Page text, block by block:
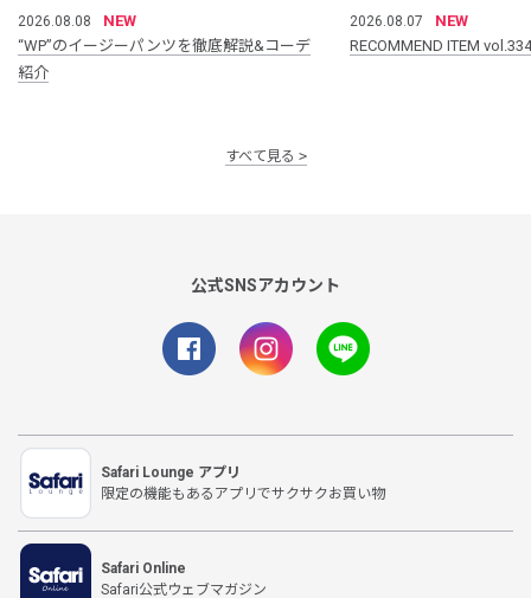
2026.08.08
NEW
“WP”のイージーパンツを徹底解説&コーデ
紹介
2026.08.07
NEW
RECOMMEND ITEM vol.334
すべて見る
公式SNSアカウント
Safari Lounge アプリ
限定の機能もあるアプリでサクサクお買い物
Safari Online
Safari公式ウェブマガジン